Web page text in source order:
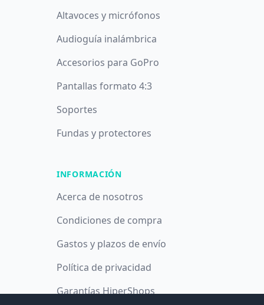
Altavoces y micrófonos
Audioguía inalámbrica
Accesorios para GoPro
Pantallas formato 4:3
Soportes
Fundas y protectores
INFORMACIÓN
Acerca de nosotros
Condiciones de compra
Gastos y plazos de envío
Política de privacidad
Garantías HiperShops